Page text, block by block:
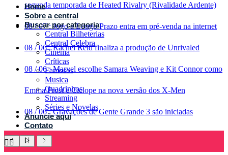
segunda temporada de Heated Rivalry (Rivalidade Ardente)
08 / 07 : Jogo a Longo Prazo entra em pré-venda na internet
08 / 06 : Rachel Reid finaliza a produção de Unrivaled
08 / 06 : Marvel escolhe Samara Weaving e Kit Connor como
Emma Frost e Ciclope na nova versão dos X-Men
08 / 06 : Gravações de Gente Grande 3 são iniciadas
Home
Sobre a central
Buscar por categoria
Central Bilheterias
Central Celebra
Cinema
Críticas
Famosos
Musica
Quadrinhos
Streaming
Séries e Novelas
Anuncie aqui
Contato